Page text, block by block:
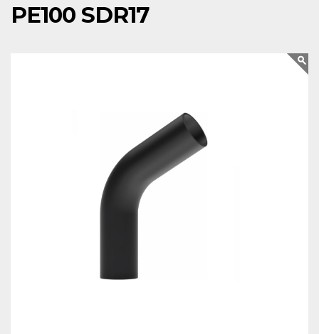
PE100 SDR17